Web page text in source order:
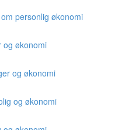
personlig økonomi
og økonomi
og økonomi
og økonomi